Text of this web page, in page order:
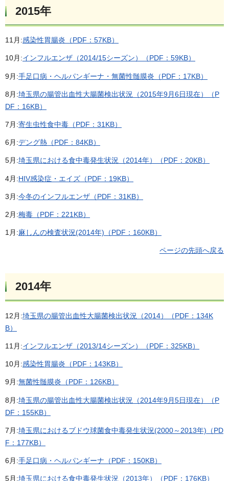
2015年
11月:感染性胃腸炎（PDF：57KB）
10月:インフルエンザ（2014/15シーズン）（PDF：59KB）
9月:手足口病・ヘルパンギーナ・無菌性髄膜炎（PDF：17KB）
8月:埼玉県の腸管出血性大腸菌検出状況（2015年9月6日現在）（P
DF：16KB）
7月:寄生虫性食中毒（PDF：31KB）
6月:デング熱（PDF：84KB）
5月:埼玉県における食中毒発生状況（2014年）（PDF：20KB）
4月:HIV感染症・エイズ（PDF：19KB）
3月:今冬のインフルエンザ（PDF：31KB）
2月:梅毒（PDF：221KB）
1月:麻しんの検査状況(2014年)（PDF：160KB）
ページの先頭へ戻る
2014年
12月:埼玉県の腸管出血性大腸菌検出状況（2014）（PDF：134K
B）
11月:インフルエンザ（2013/14シーズン）（PDF：325KB）
10月:感染性胃腸炎（PDF：143KB）
9月:無菌性髄膜炎（PDF：126KB）
8月:埼玉県の腸管出血性大腸菌検出状況（2014年9月5日現在）（P
DF：155KB）
7月:埼玉県におけるブドウ球菌食中毒発生状況(2000～2013年)（PD
F：177KB）
6月:手足口病・ヘルパンギーナ（PDF：150KB）
5月:埼玉県における食中毒発生状況（2013年）（PDF：176KB）